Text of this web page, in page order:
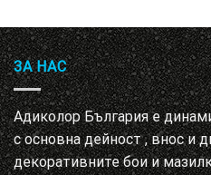
ЗА НАС
Адиколор България е
с основна дейност , внос и
декоративните бои и